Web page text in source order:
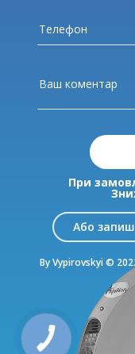
При
Або
By Vypirovskyi ©